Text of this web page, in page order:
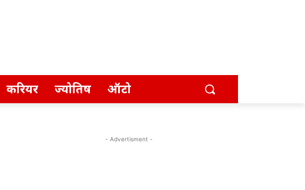
करियर ज्योतिष ऑटो
- Advertisment -